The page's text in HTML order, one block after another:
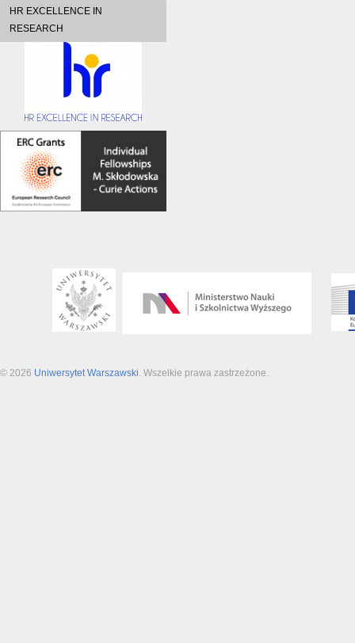
HR EXCELLENCE IN
RESEARCH
© 2026 Uniwersytet Warszawski . Wszelkie prawa zastrzeżone.